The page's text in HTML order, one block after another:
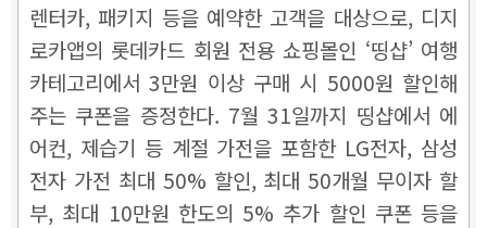
렌터카, 패키지 등을 예약한 고객을 대상으로, 디지
로카앱의 롯데카드 회원 전용 쇼핑몰인 ‘띵샵’ 여행
카테고리에서 3만원 이상 구매 시 5000원 할인해
주는 쿠폰을 증정한다. 7월 31일까지 띵샵에서 에
어컨, 제습기 등 계절 가전을 포함한 LG전자, 삼성
전자 가전 최대 50% 할인, 최대 50개월 무이자 할
부, 최대 10만원 한도의 5% 추가 할인 쿠폰 등을